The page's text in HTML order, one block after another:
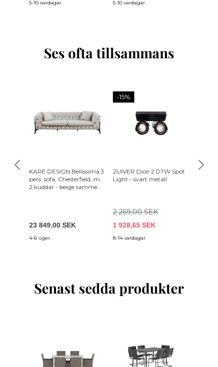
5-10 vardagar 5-10 vardagar
Ses ofta tillsammans
KARE DESIGN Bellissima 3
pers. sofa, Chesterfield, m.
2 kuddar - beige sammet
23 849,00 SEK
4-6 uger
-15%
ZUIVER Dice-2 DTW Spot
Light - svart metall
2 269,00 SEK
1 928,65 SEK
8-14 vardagar
Senast sedda produkter